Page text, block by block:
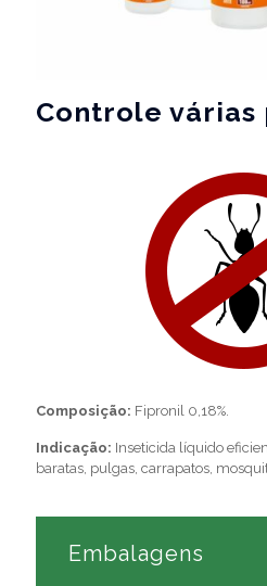
Controle várias
Composição: Fipronil 0,18%.
Indicação: Inseticida líquido
baratas, pulgas, carrapatos,
Embalagens